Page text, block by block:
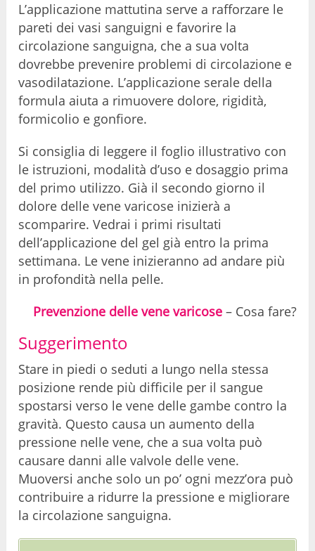
L’applicazione mattutina serve a rafforzare le
pareti dei vasi sanguigni e favorire la
circolazione sanguigna, che a sua volta
dovrebbe prevenire problemi di circolazione e
vasodilatazione. L’applicazione serale della
formula aiuta a rimuovere dolore, rigidità,
formicolio e gonfiore.
Si consiglia di leggere il foglio illustrativo con
le istruzioni, modalità d’uso e dosaggio prima
del primo utilizzo. Già il secondo giorno il
dolore delle vene varicose inizierà a
scomparire. Vedrai i primi risultati
dell’applicazione del gel già entro la prima
settimana. Le vene inizieranno ad andare più
in profondità nella pelle.
Prevenzione delle vene varicose– Cosa fare?
Suggerimento
Stare in piedi o seduti a lungo nella stessa
posizione rende più difficile per il sangue
spostarsi verso le vene delle gambe contro la
gravità. Questo causa un aumento della
pressione nelle vene, che a sua volta può
causare danni alle valvole delle vene.
Muoversi anche solo un po’ ogni mezz’ora può
contribuire a ridurre la pressione e migliorare
la circolazione sanguigna.